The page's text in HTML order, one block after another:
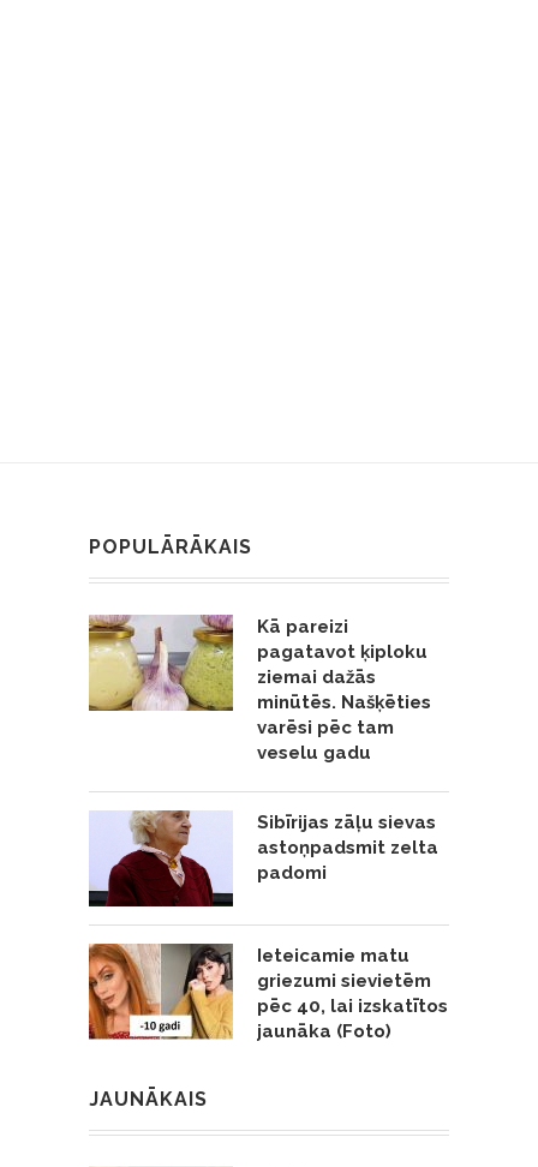
POPULĀRĀKAIS
Kā pareizi
pagatavot ķiploku
ziemai dažās
minūtēs. Našķēties
varēsi pēc tam
veselu gadu
Sibīrijas zāļu sievas
astoņpadsmit zelta
padomi
Ieteicamie matu
griezumi sievietēm
pēc 40, lai izskatītos
jaunāka (Foto)
JAUNĀKAIS